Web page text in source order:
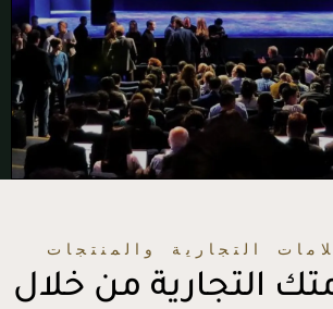
التجارية والمنتجات
التجارية من خلال